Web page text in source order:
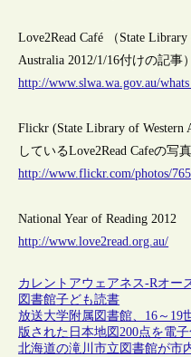
Love2Read Café （State Library
Australia 2012/1/16付けの記事）
http://www.slwa.wa.gov.au/
Flickr (State Library of Western
しているLove2Read Cafeの写
http://www.flickr.com/photos/
National Year of Reading 2012
http://www.love2read.org.au/
カレントアウェアネス-Rオー
図書館子ども読書
放送大学附属図書館、16～19
版された日本地図200点を電
北海道の滝川市立図書館が市